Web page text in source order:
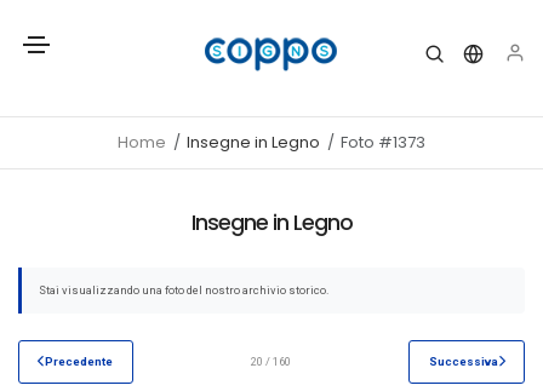
Home Insegne in Legno Foto #1373
Insegne in Legno
Stai visualizzando una foto del nostro archivio storico.
Precedente 20 / 160 Successiva